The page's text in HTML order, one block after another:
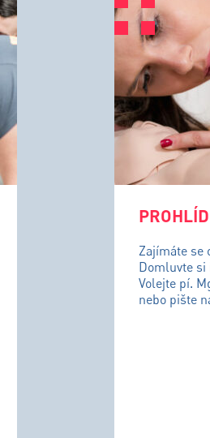
Zajímáte se
Domluvte
Volejte pí.
nebo pište